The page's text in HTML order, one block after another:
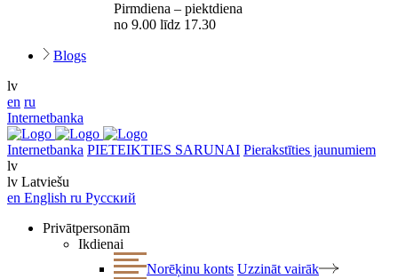
Pirmdiena – piektdiena
no 9.00 līdz 17.30
Blogs
lv
en ru
Internetbanka
Internetbanka PIETEIKTIES SARUNAI Pierakstīties jaunumiem
lv
lv Latviešu
en English ru Русский
Privātpersonām
Ikdienai
Norēķinu konts Uzzināt vairāk